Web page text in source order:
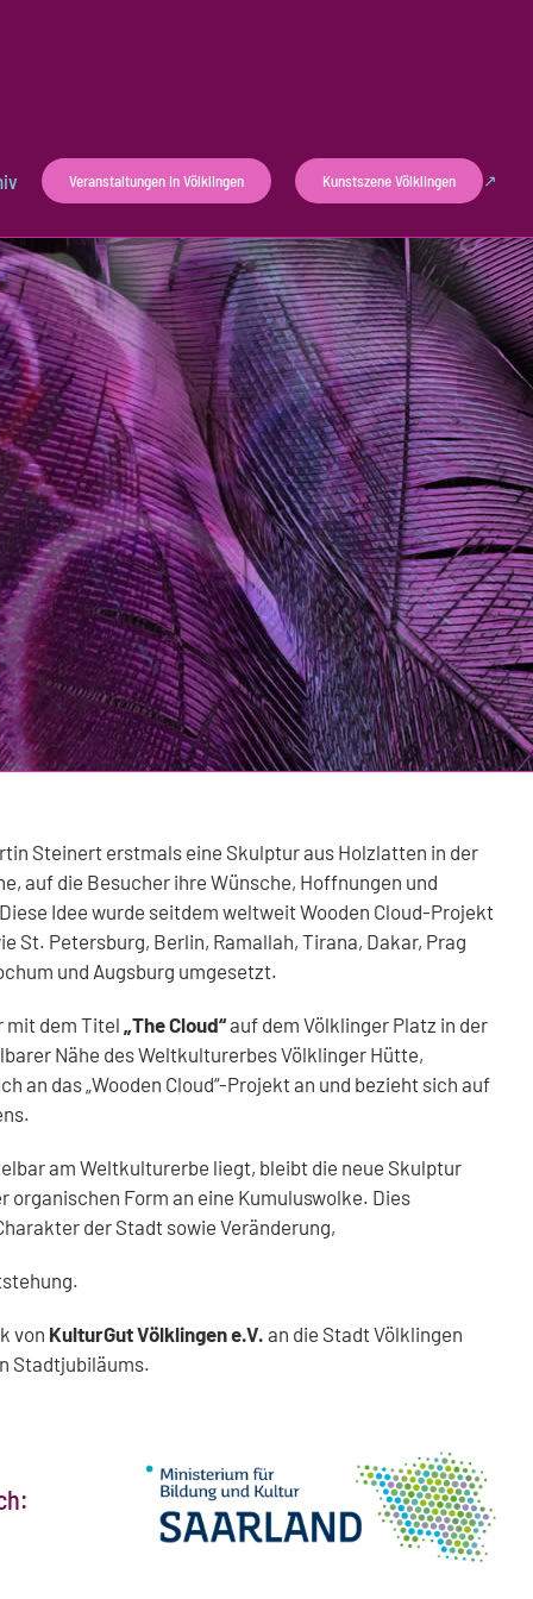
Veranstaltungen in Völklingen Kunstszene Völklingen
Steinert erstmals eine Skulptur aus Holzlatten in der
auf die Besucher ihre Wünsche, Hoffnungen und
Idee wurde seitdem weltweit Wooden Cloud-Projekt
St. Petersburg, Berlin, Ramallah, Tirana, Dakar, Prag
und Augsburg umgesetzt.
mit dem Titel „The Cloud“auf dem Völklinger Platz in der
Nähe des Weltkulturerbes Völklinger Hütte,
an das „Wooden Cloud“-Projekt an und bezieht sich auf
am Weltkulturerbe liegt, bleibt die neue Skulptur
Form an eine Kumuluswolke. Dies
der Stadt sowie Veränderung,
von KulturGut Völklingen e.V. an die Stadt Völklingen
Stadtjubiläums.